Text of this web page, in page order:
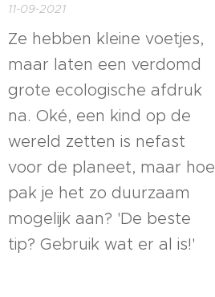
11-09-2021
Ze hebben kleine voetjes,
maar laten een verdomd
grote ecologische afdruk
na. Oké, een kind op de
wereld zetten is nefast
voor de planeet, maar hoe
pak je het zo duurzaam
mogelijk aan? 'De beste
tip? Gebruik wat er al is!'